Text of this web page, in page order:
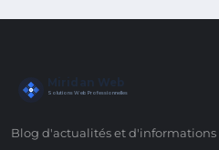
Miridan Web
Solutions Web Professionnelles
Blog d'actualités et d'informations